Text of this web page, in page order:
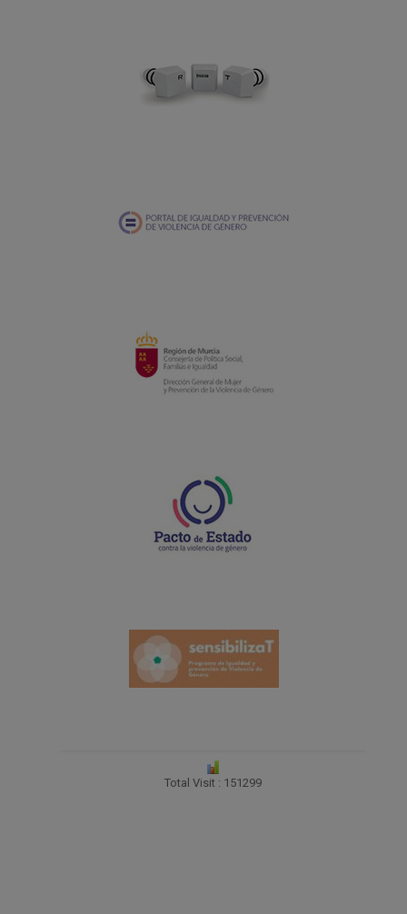
Total Visit : 151299